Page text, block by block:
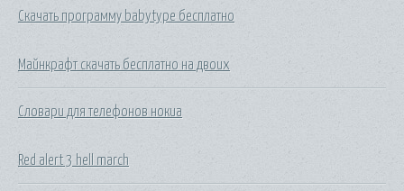
Скачать программу babytype бесплатно
Майнкрафт скачать бесплатно на двоих
Словари для телефонов нокиа
Red alert 3 hell march